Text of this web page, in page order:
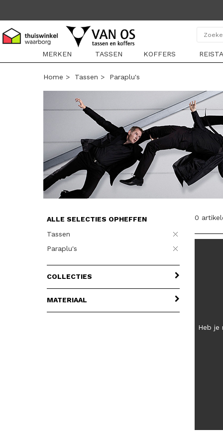
MERKEN
TASSEN KOFFERS
Home > Tassen > Paraplu's
ALLE SELECTIES OPHEFFEN
Tassen
Paraplu's
COLLECTIES
MATERIAAL
0
Heb je